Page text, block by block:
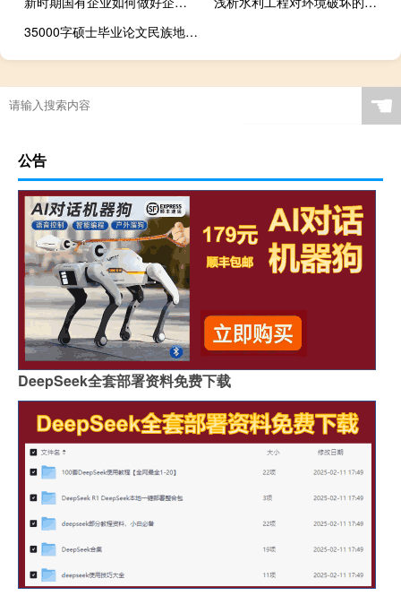
35000字硕士毕业论文民族地区学校党建研究——以M市学校党建为例
☚
公告
DeepSeek全套部署资料免费下载